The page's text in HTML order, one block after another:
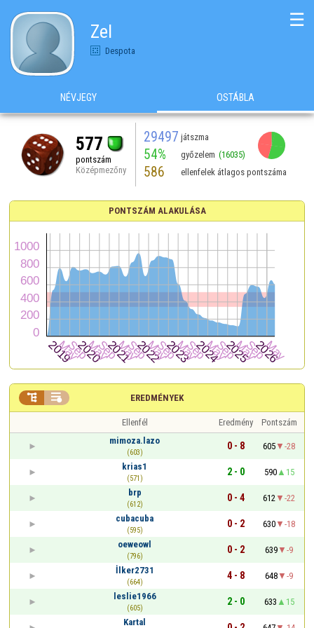
Zel
Despota
☰
NÉVJEGY OSTÁBLA
577
pontszám
Középmezőny
29497 játszma
54% győzelem (16035)
586 ellenfelek átlagos pontszáma
PONTSZÁM ALAKULÁSA
EREDMÉNYEK
 
Ellenfél Eredmény
Pontszám
mimoza.lazo
(603)
0 - 8 605
-28
krias1
(571)
2 - 0 590
15
brp
(612)
0 - 4 612
-22
cubacuba
(595)
0 - 2 630
-18
oeweowl
(796)
0 - 2 639
-9
İlker2731
(664)
4 - 8 648
-9
leslie1966
(605)
2 - 0 633
15
Kartal